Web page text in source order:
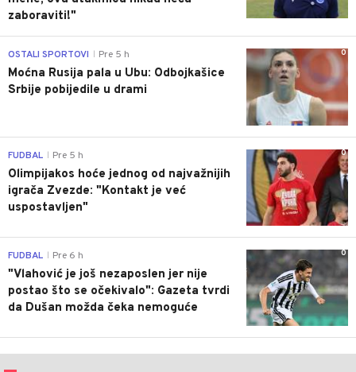
zaboraviti!"
0
OSTALI SPORTOVI Pre 5 h
Moćna Rusija pala u Ubu: Odbojkašice
Srbije pobijedile u drami
0
FUDBAL Pre 5 h
Olimpijakos hoće jednog od najvažnijih
igrača Zvezde: "Kontakt je već
uspostavljen"
0
FUDBAL Pre 6 h
"Vlahović je još nezaposlen jer nije
postao što se očekivalo": Gazeta tvrdi
da Dušan možda čeka nemoguće